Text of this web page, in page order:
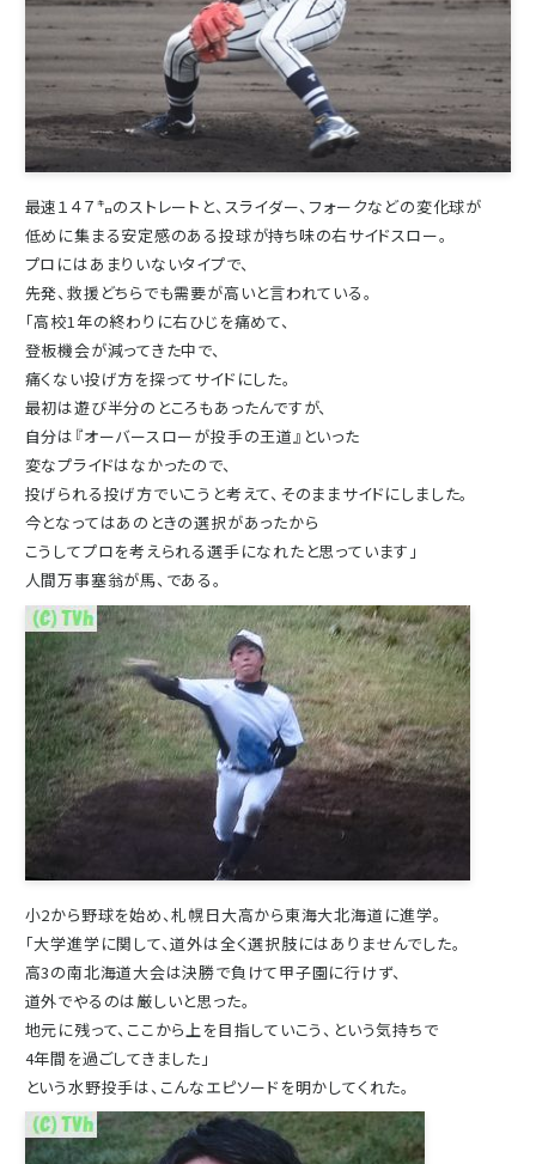
最速１４７㌔のストレートと、スライダー、フォークなどの変化球が
低めに集まる安定感のある投球が持ち味の右サイドスロー。
プロにはあまりいないタイプで、
先発、救援どちらでも需要が高いと言われている。
「高校1年の終わりに右ひじを痛めて、
登板機会が減ってきた中で、
痛くない投げ方を探ってサイドにした。
最初は遊び半分のところもあったんですが、
自分は『オーバースローが投手の王道』といった
変なプライドはなかったので、
投げられる投げ方でいこうと考えて、そのままサイドにしました。
今となってはあのときの選択があったから
こうしてプロを考えられる選手になれたと思っています」
人間万事塞翁が馬、である。
小2から野球を始め、札幌日大高から東海大北海道に進学。
「大学進学に関して、道外は全く選択肢にはありませんでした。
高3の南北海道大会は決勝で負けて甲子園に行けず、
道外でやるのは厳しいと思った。
地元に残って、ここから上を目指していこう、という気持ちで
4年間を過ごしてきました」
という水野投手は、こんなエピソードを明かしてくれた。